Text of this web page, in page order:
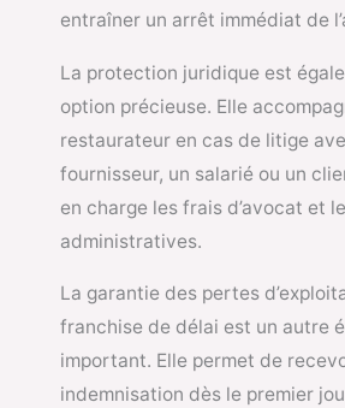
entraîner un arrêt immédiat de
La protection juridique est
option précieuse. Elle
restaurateur en cas de litige
fournisseur, un salarié ou un
en charge les frais d’avocat et
administratives.
La garantie des pertes
franchise de délai est un autre
important. Elle permet de
indemnisation dès le premier